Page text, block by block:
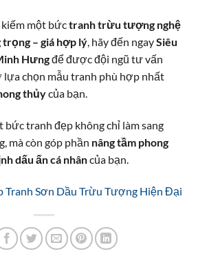
kiếm một bứctranh trừu tượng nghệ
trọng – giá hợp lý, hãy đến ngaySiêu
Hưngđể được đội ngũ tư vấn
lựa chọn mẫu tranh phù hợp nhất
thủycủa bạn.
bức tranh đẹp không chỉ làm sang
mà còn góp phần nâng tầm phong
dấu ấn cá nhâncủa bạn.
Tranh Sơn Dầu Trừu Tượng Hiện Đại